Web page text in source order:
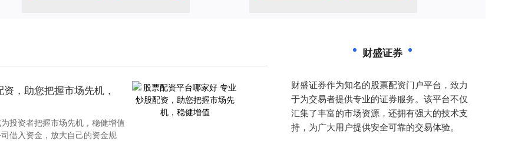
，助您把握市场先机，
投资者把握市场先机，稳健增值
借入资金，放大自己的资金规
财盛证券
财盛证券作为知名的股票配资门户平台，致力
于为交易者提供专业的证券服务。该平台不仅
汇集了丰富的市场资源，还拥有强大的技术支
持，为广大用户提供安全可靠的交易体验。